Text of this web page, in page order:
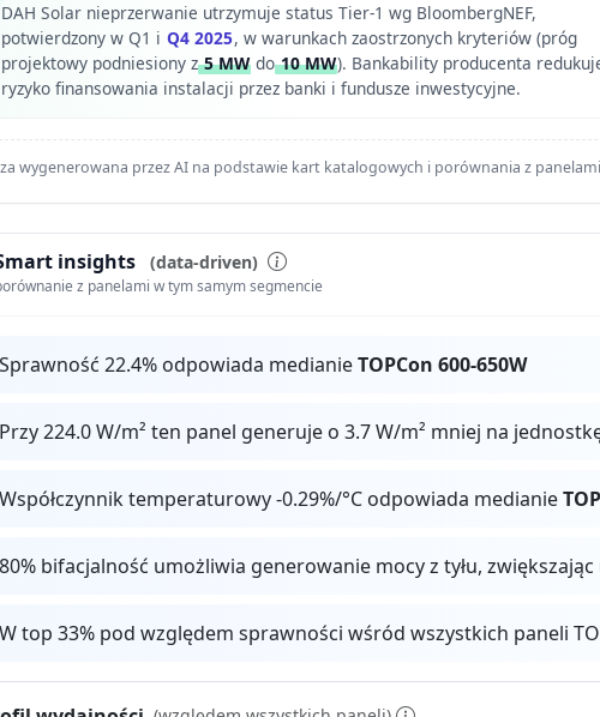
DAH Solar nieprzerwanie utrzymuje status Tier-1 wg BloombergNEF,
potwierdzony w Q1 i Q4 2025, w warunkach zaostrzonych kryteriów (próg
projektowy podniesiony z5 MWdo10 MW). Bankability producenta
ryzyko finansowania instalacji przez banki i fundusze inwestycyjne.
wygenerowana przez AI na podstawie kart katalogowych i porównania z
insights (data-driven)
z panelami w tym samym segmencie
Sprawność 22.4% odpowiada medianieTOPCon 600-650W
Przy 224.0 W/m² ten panel generuje o 3.7 W/m² mniej na
Współczynnik temperaturowy -0.29%/°C odpowiada medianie
80% bifacjalność umożliwia generowanie mocy z tyłu,
W top 33% pod względem sprawności wśród wszystkich paneli